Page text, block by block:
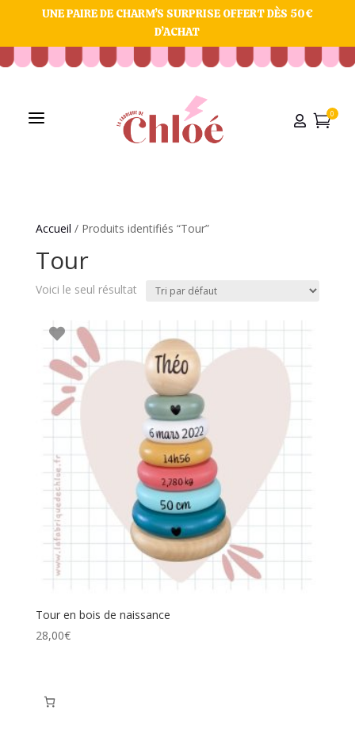
UNE PAIRE DE CHARM’S SURPRISE OFFERT DÈS 50€
D’ACHAT
a  0
Accueil / Produits identifiés “Tour”
Tour
Voici le seul résultat
Tour en bois de naissance
28,00€